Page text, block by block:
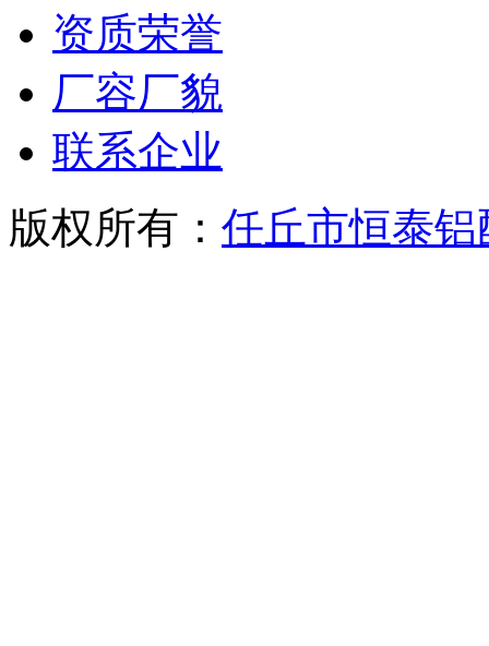
资质荣誉
厂容厂貌
联系企业
版权所有： 任丘市恒泰铝